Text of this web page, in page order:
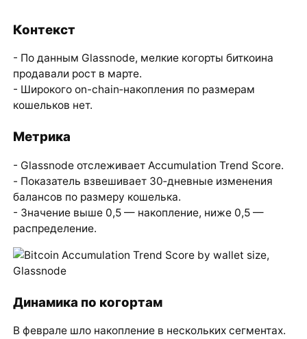
Контекст
- По данным Glassnode, мелкие когорты биткоина
продавали рост в марте.
- Широкого on-chain‑накопления по размерам
кошельков нет.
Метрика
- Glassnode отслеживает Accumulation Trend Score.
- Показатель взвешивает 30‑дневные изменения
балансов по размеру кошелька.
- Значение выше 0,5 — накопление, ниже 0,5 —
распределение.
Динамика по когортам
В феврале шло накопление в нескольких сегментах.